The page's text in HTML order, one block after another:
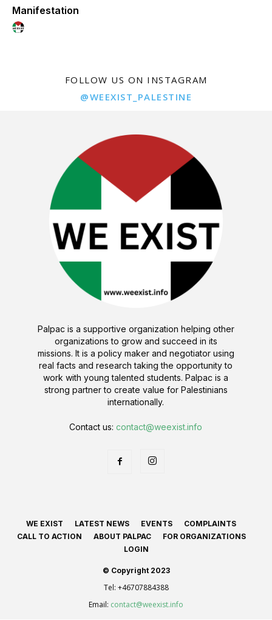
Manifestation
FOLLOW US ON INSTAGRAM
@WEEXIST_PALESTINE
Palpac is a supportive organization helping other
organizations to grow and succeed in its
missions. It is a policy maker and negotiator using
real facts and research taking the opportunity to
work with young talented students. Palpac is a
strong partner to create value for Palestinians
internationally.
Contact us:contact@weexist.info
WE EXIST LATEST NEWS EVENTS
COMPLAINTS
CALL TO ACTION
ABOUT PALPAC
FOR ORGANIZATIONS
LOGIN
© Copyright 2023
Tel: +46707884388
Email: contact@weexist.info